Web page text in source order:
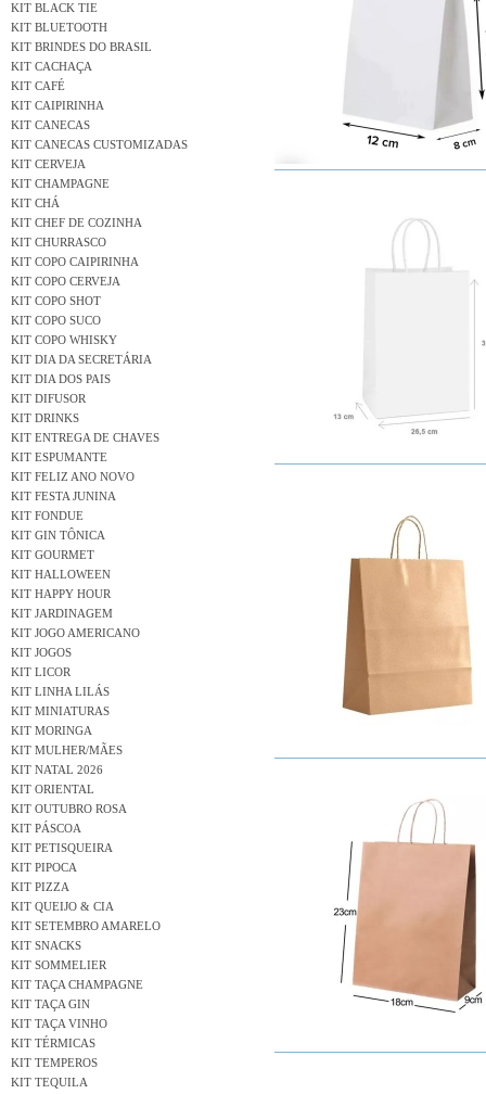
KIT BLACK TIE
KIT BLUETOOTH
KIT BRINDES DO BRASIL
KIT CACHAÇA
KIT CAFÉ
KIT CAIPIRINHA
KIT CANECAS
KIT CANECAS CUSTOMIZADAS
KIT CERVEJA
KIT CHAMPAGNE
KIT CHÁ
KIT CHEF DE COZINHA
KIT CHURRASCO
KIT COPO CAIPIRINHA
KIT COPO CERVEJA
KIT COPO SHOT
KIT COPO SUCO
KIT COPO WHISKY
KIT DIA DA SECRETÁRIA
KIT DIA DOS PAIS
KIT DIFUSOR
KIT DRINKS
KIT ENTREGA DE CHAVES
KIT ESPUMANTE
KIT FELIZ ANO NOVO
KIT FESTA JUNINA
KIT FONDUE
KIT GIN TÔNICA
KIT GOURMET
KIT HALLOWEEN
KIT HAPPY HOUR
KIT JARDINAGEM
KIT JOGO AMERICANO
KIT JOGOS
KIT LICOR
KIT LINHA LILÁS
KIT MINIATURAS
KIT MORINGA
KIT MULHER/MÃES
KIT NATAL 2026
KIT ORIENTAL
KIT OUTUBRO ROSA
KIT PÁSCOA
KIT PETISQUEIRA
KIT PIPOCA
KIT PIZZA
KIT QUEIJO & CIA
KIT SETEMBRO AMARELO
KIT SNACKS
KIT SOMMELIER
KIT TAÇA CHAMPAGNE
KIT TAÇA GIN
KIT TAÇA VINHO
KIT TÉRMICAS
KIT TEMPEROS
KIT TEQUILA